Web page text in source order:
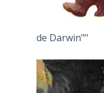
de Darwin""